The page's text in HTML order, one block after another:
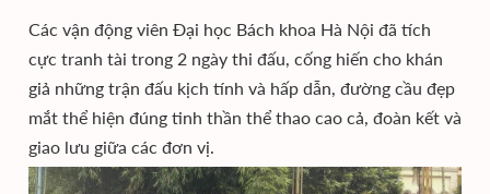
Các vận động viên Đại học Bách khoa Hà Nội đã tích
cực tranh tài trong 2 ngày thi đấu, cống hiến cho khán
giả những trận đấu kịch tính và hấp dẫn, đường cầu đẹp
mắt thể hiện đúng tinh thần thể thao cao cả, đoàn kết và
giao lưu giữa các đơn vị.